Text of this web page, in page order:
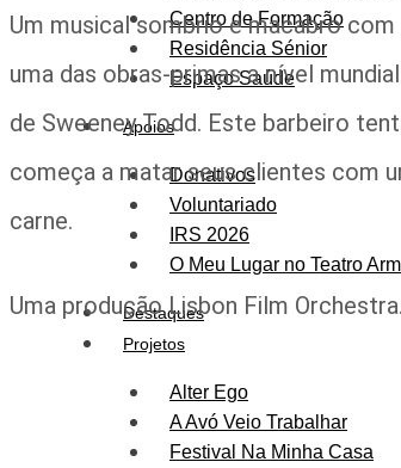
Centro de Formação
Residência Sénior
Espaço Saúde
Apoios
Donativos
Voluntariado
IRS 2026
O Meu Lugar no Teatro
Destaques
Projetos
Alter Ego
A Avó Veio Trabalhar
Festival Na Minha Casa
Um musical sombrio e macabro
uma das obras-primas a nível
de Sweeney Todd. Este barbeiro
começa a matar seus clientes com
carne.
Uma produção Lisbon Film Orchestra.